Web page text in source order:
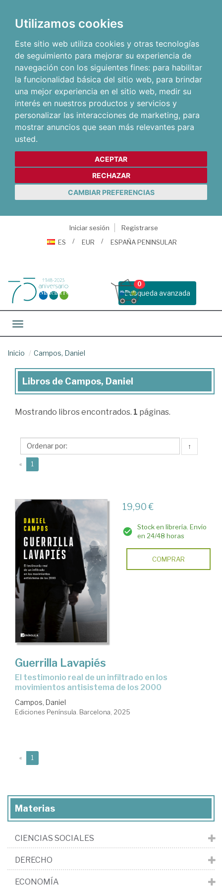
Utilizamos cookies
Este sitio web utiliza cookies y otras tecnologías
de seguimiento para mejorar su experiencia de
navegación con los siguientes fines: para habilitar
la funcionalidad básica del sitio web, para brindar
una mejor experiencia en el sitio web, medir su
interés en nuestros productos y servicios y
personalizar las interacciones de marketing, para
mostrar anuncios que sean más relevantes para
usted.
ACEPTAR
RECHAZAR
CAMBIAR PREFERENCIAS
Iniciar sesión
Registrarse
ES
EUR ESPAÑA PENINSULAR
Busqueda avanzada
0
Toggle navigation
Inicio Campos, Daniel
Libros
Campos,
Libros de Campos, Daniel
Mostrando libros encontrados. 1 páginas.
↑
« 1
19,90 €
Stock en librería. Envío
en 24/48 horas
COMPRAR
Guerrilla Lavapiés
El testimonio real de un infiltrado en los
movimientos antisistema de los 2000
Campos, Daniel
Ediciones Península. Barcelona, 2025
« 1
Materias
CIENCIAS SOCIALES
DERECHO
ECONOMÍA